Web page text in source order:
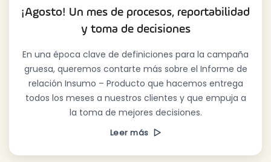
¡Agosto! Un mes de procesos, reportabilidad
y toma de decisiones
En una época clave de definiciones para la campaña
gruesa, queremos contarte más sobre el Informe de
relación Insumo – Producto que hacemos entrega
todos los meses a nuestros clientes y que empuja a
la toma de mejores decisiones.
Leer más